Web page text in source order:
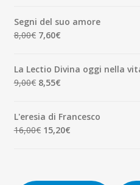
era:
1,90€.
è:
1,81€.
Segni del suo amore
8,00€ Il
era:
8,00€.
7,60€Il
è:
7,60€.
La Lectio Divina oggi nella
9,00€ Il
era:
9,00€.
8,55€Il
è:
8,55€.
L'eresia di Francesco
16,00€ Il
15,20€Il